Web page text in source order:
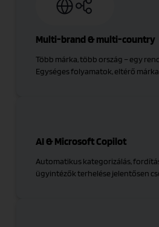
Multi-brand & multi-country
Több márka, több ország – egy
Egységes folyamatok, eltérő
AI & Microsoft Copilot
Automatikus kategorizálás,
ügyintézők terhelése jelentősen